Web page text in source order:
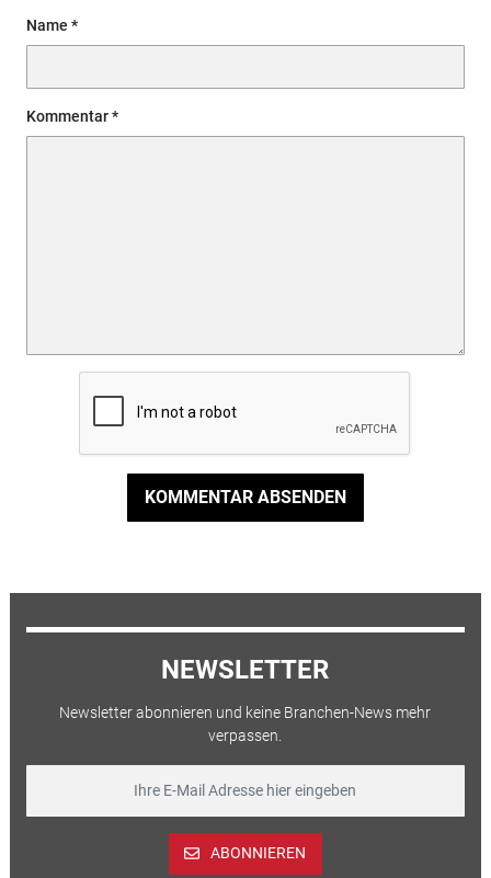
Name
Kommentar
KOMMENTAR ABSENDEN
NEWSLETTER
Newsletter abonnieren und keine Branchen-News mehr
verpassen.
ABONNIEREN